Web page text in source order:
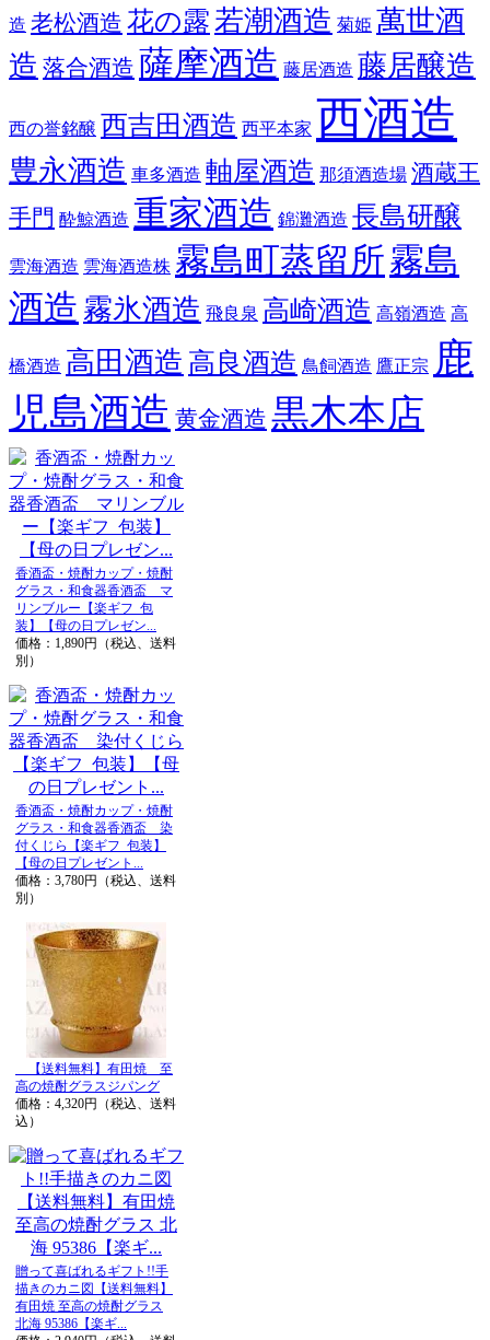
造 老松酒造 花の露若潮酒造 菊姫 萬世酒
造 落合酒造 薩摩酒造 藤居酒造 藤居醸造
西の誉銘醸 西吉田酒造 西平本家 西酒造
豊永酒造 車多酒造 軸屋酒造 那須酒造場 酒蔵王
手門 酔鯨酒造 重家酒造 錦灘酒造 長島研醸
雲海酒造 雲海酒造株 霧島町蒸留所霧島
酒造 霧氷酒造 飛良泉 高崎酒造 高嶺酒造 高
橋酒造 高田酒造 高良酒造 鳥飼酒造 鷹正宗 鹿
児島酒造 黄金酒造 黒木本店
香酒盃・焼酎カップ・焼酎
グラス・和食器香酒盃 マ
リンブルー【楽ギフ_包
装】【母の日プレゼン...
価格：1,890円（税込、送料
別）
香酒盃・焼酎カップ・焼酎
グラス・和食器香酒盃 染
付くじら【楽ギフ_包装】
【母の日プレゼント...
価格：3,780円（税込、送料
別）
【送料無料】有田焼 至
高の焼酎グラスジパング
価格：4,320円（税込、送料
込）
贈って喜ばれるギフト!!手
描きのカニ図【送料無料】
有田焼 至高の焼酎グラス
北海 95386【楽ギ...